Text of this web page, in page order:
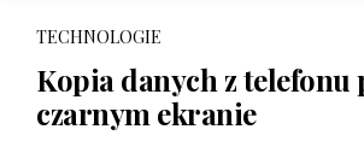
TECHNOLOGIE
Kopia danych z telefonu
czarnym ekranie